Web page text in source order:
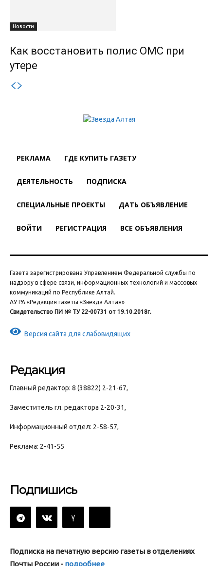
Новости
Как восстановить полис ОМС при
утере
РЕКЛАМА ГДЕ КУПИТЬ ГАЗЕТУ
ДЕЯТЕЛЬНОСТЬ ПОДПИСКА
СПЕЦИАЛЬНЫЕ ПРОЕКТЫ ДАТЬ ОБЪЯВЛЕНИЕ
ВОЙТИ РЕГИСТРАЦИЯ ВСЕ ОБЪЯВЛЕНИЯ
Газета зарегистрирована Управлением Федеральной службы по
надзору в сфере связи, информационных технологий и массовых
коммуникаций по Республике Алтай.
АУ РА «Редакция газеты «Звезда Алтая»
Свидетельство ПИ № ТУ 22-00731 от 19.10.2018г.
Версия сайта для слабовидящих
Редакция
Главный редактор: 8 (38822) 2-21-67,
Заместитель гл. редактора 2-20-31,
Информационный отдел: 2-58-57,
Реклама: 2-41-55
Подпишись
Подписка на печатную версию газеты в отделениях
Почты России - подробнее